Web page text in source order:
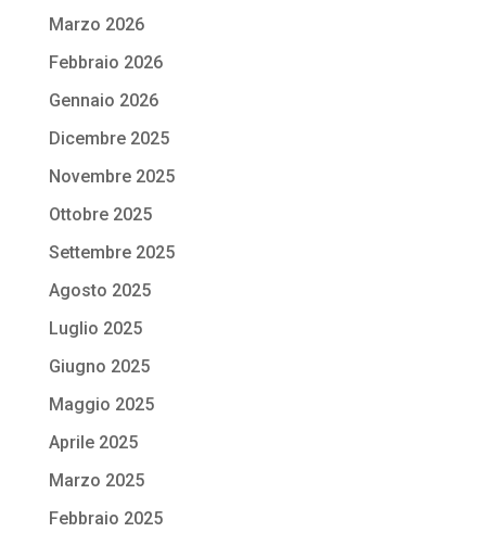
Marzo 2026
Febbraio 2026
Gennaio 2026
Dicembre 2025
Novembre 2025
Ottobre 2025
Settembre 2025
Agosto 2025
Luglio 2025
Giugno 2025
Maggio 2025
Aprile 2025
Marzo 2025
Febbraio 2025